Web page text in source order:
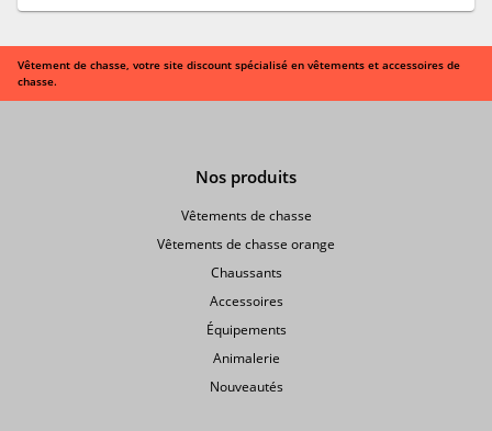
Vêtement de chasse, votre site discount spécialisé en vêtements et accessoires de
chasse.
Nos produits
Vêtements de chasse
Vêtements de chasse orange
Chaussants
Accessoires
Équipements
Animalerie
Nouveautés